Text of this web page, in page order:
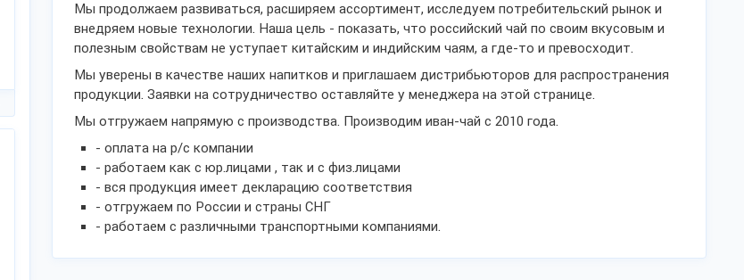
Мы продолжаем развиваться, расширяем ассортимент, исследуем потребительский рынок и
внедряем новые технологии. Наша цель - показать, что российский чай по своим вкусовым и
полезным свойствам не уступает китайским и индийским чаям, а где-то и превосходит.
Мы уверены в качестве наших напитков и приглашаем дистрибьюторов для распространения
продукции. Заявки на сотрудничество оставляйте у менеджера на этой странице.
Мы отгружаем напрямую с производства. Производим иван-чай с 2010 года.
- оплата на р/с компании
- работаем как с юр.лицами , так и с физ.лицами
- вся продукция имеет декларацию соответствия
- отгружаем по России и страны СНГ
- работаем с различными транспортными компаниями.